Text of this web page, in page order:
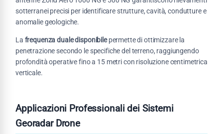
sotterranei precisi per identificare strutture, cavità, condutture e
anomalie geologiche.
La frequenza duale disponibilepermette di ottimizzare la
penetrazione secondo le specifiche del terreno, raggiungendo
profondità operative fino a 15 metri con risoluzione centimetrica
verticale.
Applicazioni Professionali dei Sistemi
Georadar Drone